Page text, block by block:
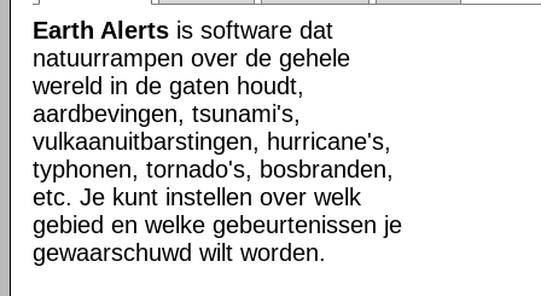
Earth Alerts is software dat
natuurrampen over de gehele
wereld in de gaten houdt,
aardbevingen, tsunami's,
vulkaanuitbarstingen, hurricane's,
typhonen, tornado's, bosbranden,
etc. Je kunt instellen over welk
gebied en welke gebeurtenissen je
gewaarschuwd wilt worden.